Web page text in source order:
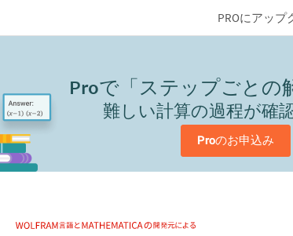
PROにアップ
Proで「ステップごとの
難しい計算の過程が確
Proのお申込み